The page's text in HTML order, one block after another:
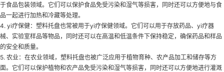
于食品包装领域。它们可以保护食品免受污染和湿气等损害，同时还可以方便地与食
品一起进行加热和冷藏等处理。
4. yi疗保健：塑料托盘也常被用于yi疗保健领域。它们可以用于存放药品、yi疗器
械、实验室样品等物品，同时还可以在高温和低温条件下保持稳定，确保药品和样品
的安全和质量。
5. 农业：在农业领域，塑料托盘也被广泛应用于植物育种、农产品加工和储存等方
面。它们可以保护植物和农产品免受污染和湿气等损害，同时还可以方便地进行灌溉